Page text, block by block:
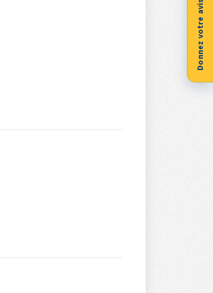
Donnez votre avis !